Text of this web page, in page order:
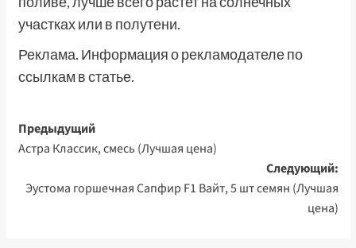
участках или в полутени.
Реклама. Информация о рекламодателе по
ссылкам в статье.
Навигация
записи
Предыдущий
Астра Классик, смесь (Лучшая цена)
Следующий:
Эустома горшечная Сапфир F1 Вайт, 5 шт семян (Лучшая
цена)